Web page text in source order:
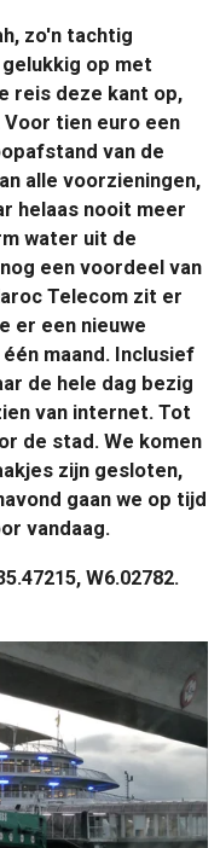
zo'n tachtig
op met
reis deze kant op,
Voor tien euro een
van de
alle voorzieningen,
helaas nooit meer
water uit de
een voordeel van
Telecom zit er
er een nieuwe
maand. Inclusief
de hele dag bezig
van internet. Tot
de stad. We komen
zijn gesloten,
gaan we op tijd
vandaag.
W6.02782.